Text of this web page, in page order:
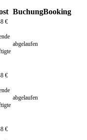
BuchungBooking
€
abgelaufen
€
abgelaufen
€